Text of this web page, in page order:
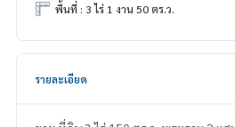
พื้นที่ : 3 ไร่ 1 งาน 50 ตร.ว.
รายละเอียด